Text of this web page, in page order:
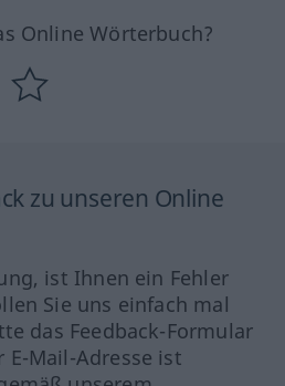
Online Wörterbuch?
zu unseren Online
ist Ihnen ein Fehler
Sie uns einfach mal
das Feedback-Formular
E-Mail-Adresse ist